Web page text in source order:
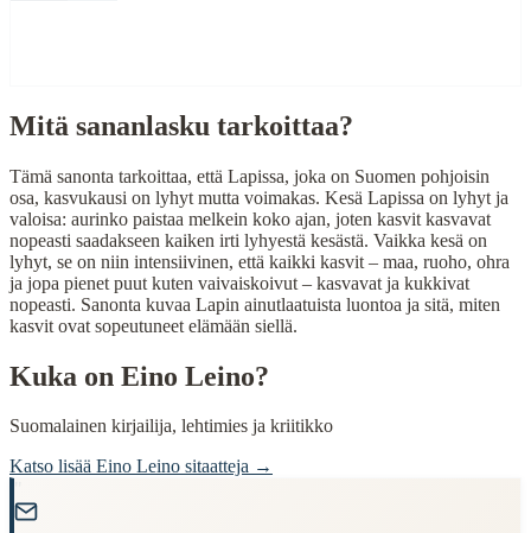
Finding quotes for speeches or writing
Cultural Context
Language:Finnish (suomi)
Origin:Finland
Period:Traditional folk wisdom
Mitä sananlasku tarkoittaa?
Tämä sanonta tarkoittaa, että Lapissa, joka on Suomen pohjoisin
osa, kasvukausi on lyhyt mutta voimakas. Kesä Lapissa on lyhyt ja
valoisa: aurinko paistaa melkein koko ajan, joten kasvit kasvavat
nopeasti saadakseen kaiken irti lyhyestä kesästä. Vaikka kesä on
lyhyt, se on niin intensiivinen, että kaikki kasvit – maa, ruoho, ohra
ja jopa pienet puut kuten vaivaiskoivut – kasvavat ja kukkivat
nopeasti. Sanonta kuvaa Lapin ainutlaatuista luontoa ja sitä, miten
kasvit ovat sopeutuneet elämään siellä.
Kuka on Eino Leino?
Suomalainen kirjailija, lehtimies ja kriitikko
Katso lisää Eino Leino sitaatteja →